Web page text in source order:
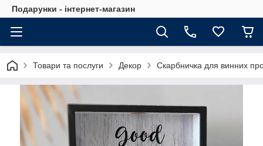
Подарунки - інтернет-магазин
Товари та послуги Декор Скарбничка для винних